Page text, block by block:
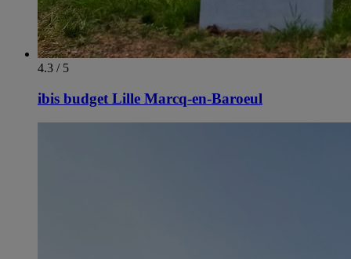
4.3 / 5
ibis budget Lille Marcq-en-Baroeul